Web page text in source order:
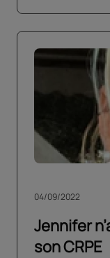
Jennifer
son CRPE
04/09/2022